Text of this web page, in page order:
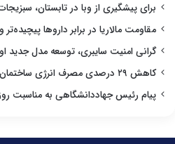
برای پیشگیری از وبا در تابستان،
مقاومت مالاریا در برابر داروها
گرانی امنیت سایبری، توسعه مدل جدید
کاهش ۲۹ درصدی مصرف انرژی ساختمان‌ها با یک طراحی هوشمند
پیام رئیس جهاددانشگاهی به مناسبت روز